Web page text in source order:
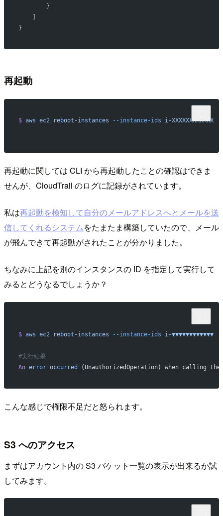
        }
}
再起動
$ aws ec2 reboot-instances --instance-ids i-XXXXXXXXXXXX
再起動に関しては CLI から再起動したことの確認はできま
せんが、CloudTrail のログに記録がされています。
私は再起動を検知して自分のメールアドレスへとメールを送
信してくれるシステムをたまたま構築していたので、メール
が飛んできて再起動がされたことが分かりました。
ちなみに上記を別のインスタンスの ID を指定して実行して
みるとどうなるでしょうか？
$ aws ec2 reboot-instances --instance-ids i-▼▼▼▼▼▼▼▼▼▼▼▼
#実行結果
An error occurred (UnauthorizedOperation) when calling the
こんな感じで権限不足だと怒られます。
S3 へのアクセス
まずはアカウント内の S3 バケット一覧の表示が出来るか試
してみます。